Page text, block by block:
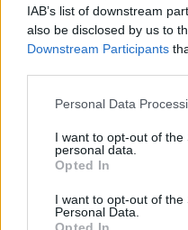
IAB’s list of downstream
also be disclosed by us to
Downstream Participants
Personal Data
I want to opt-out of the
personal data.
Opted In
I want to opt-out of the
Personal Data.
Δυτική Αττική: Η
– Τα έργα Antinero και
βροχές
κανόνες για
πίεση
Υπουργείο Εργασίας: